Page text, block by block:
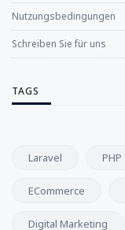
Nutzungsbedingungen
Schreiben Sie für uns
TAGS
Laravel PHP
ECommerce
Digital Marketing